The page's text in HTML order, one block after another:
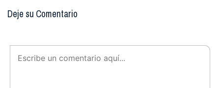
Deje su Comentario